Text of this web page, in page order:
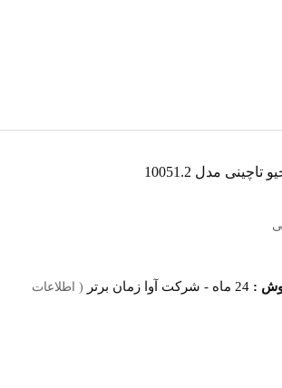
مدل 10051.2
: 24 ماه - شرکت آوا زمان برتر ( اطلاعات